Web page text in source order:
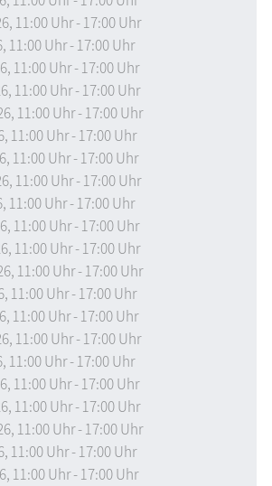
, 11:00Uhr- 17:00Uhr
, 11:00Uhr- 17:00Uhr
, 11:00Uhr- 17:00Uhr
, 11:00Uhr- 17:00Uhr
, 11:00Uhr- 17:00Uhr
, 11:00Uhr- 17:00Uhr
, 11:00Uhr- 17:00Uhr
, 11:00Uhr- 17:00Uhr
, 11:00Uhr- 17:00Uhr
, 11:00Uhr- 17:00Uhr
, 11:00Uhr- 17:00Uhr
, 11:00Uhr- 17:00Uhr
, 11:00Uhr- 17:00Uhr
, 11:00Uhr- 17:00Uhr
, 11:00Uhr- 17:00Uhr
, 11:00Uhr- 17:00Uhr
, 11:00Uhr- 17:00Uhr
, 11:00Uhr- 17:00Uhr
, 11:00Uhr- 17:00Uhr
, 11:00Uhr- 17:00Uhr
, 11:00Uhr- 17:00Uhr